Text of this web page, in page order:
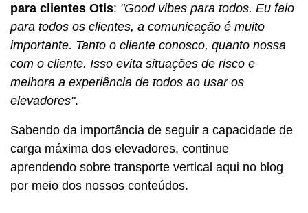
para clientes Otis: "Good vibes para todos. Eu falo
para todos os clientes, a comunicação é muito
importante. Tanto o cliente conosco, quanto nossa
com o cliente. Isso evita situações de risco e
melhora a experiência de todos ao usar os
elevadores".
Sabendo da importância de seguir a capacidade de
carga máxima dos elevadores, continue
aprendendo sobre transporte vertical aqui no blog
por meio dos nossos conteúdos.